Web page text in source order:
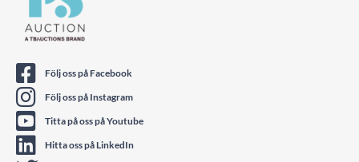
Följ oss på Facebook
Följ oss på Instagram
Titta på oss på Youtube
Hitta oss på LinkedIn